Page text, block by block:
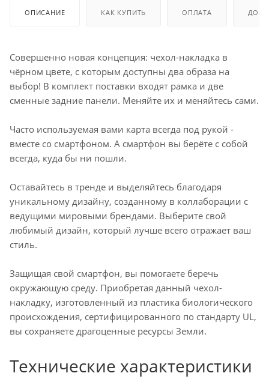
ОПИСАНИЕ КАК КУПИТЬ ОПЛАТА
Совершенно новая концепция: чехол-накладка в
чёрном цвете, с которым доступны два образа на
выбор! В комплект поставки входят рамка и две
сменные задние панели. Меняйте их и меняйтесь сами.
Часто используемая вами карта всегда под рукой -
вместе со смартфоном. А смартфон вы берёте с собой
всегда, куда бы ни пошли.
Оставайтесь в тренде и выделяйтесь благодаря
уникальному дизайну, созданному в коллаборации с
ведущими мировыми брендами. Выберите свой
любимый дизайн, который лучше всего отражает ваш
стиль.
Защищая свой смартфон, вы помогаете беречь
окружающую среду. Приобретая данный чехол-
накладку, изготовленный из пластика биологического
происхождения, сертифицированного по стандарту UL,
вы сохраняете драгоценные ресурсы Земли.
Технические характеристики